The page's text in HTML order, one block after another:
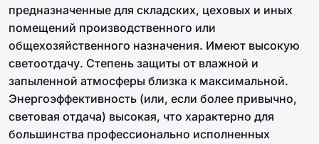
предназначенные для складских, цеховых и иных
помещений производственного или
общехозяйственного назначения. Имеют высокую
светоотдачу. Степень защиты от влажной и
запыленной атмосферы близка к максимальной.
Энергоэффективность (или, если более привычно,
световая отдача) высокая, что характерно для
большинства профессионально исполненных